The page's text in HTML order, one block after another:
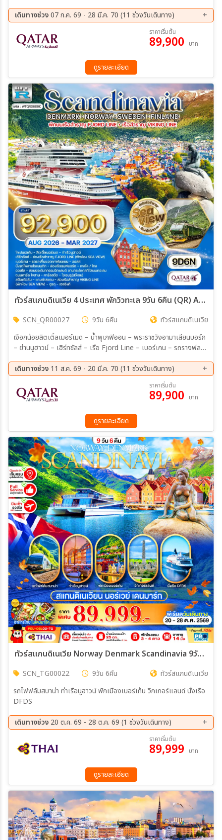
– นั่งรถรางขึ้นยอดเขาฟลอเยน - ล่องเรือสำราญ ฟยอร์ด ไลน์ (ห้องพัก
Sea View)
เดินทางช่วง07 ก.ค. 69 - 28 มี.ค. 70 (11 ช่วงวันเดินทาง)
19 ก.ย. 69 - 27 ก.ย. 69
10 ต.ค. 69 - 18 ต.ค. 69
20 ต.ค. 69 - 28 ต.ค. 69
17 พ.ย. 69 - 25 พ.ย. 69
05 ธ.ค. 69 - 13 ธ.ค. 69
19 ม.ค. 70 - 27 ม.ค. 70
13 มี.ค 70 - 21 มี.ค 70
20 มี.ค 70 - 28 มี.ค 70
ราคาเริ่มต้น
89,900 บาท
ดูรายละเอียด
ทัวร์สแกนดิเนเวีย 4 ประเทศ พักวิวทะเล 9วัน 6คืน (QR) AUG 26 - MAR 27
SCN_QR00027 9วัน 6คืน
ทัวร์สแกนดิเนเวีย
เงือกน้อยลิตเติ้ลเมอร์เมด – น้ำพุเกฟิออน – พระราชวังอามาเลียนบอร์ก
– ย่านนูฮาวน์ – เฮิร์ทชัลส์ – เรือ Fjord Line – เบอร์เกน – รถรางฟลอ
ลอมสบาน่า – ฟลัม – ล่องเรือชม Nærøyfjord - สวนประติมากรรมวิก
แลนด์ – ลานกระโดดสกีโฮเมนคอเลน – ถนนคาร์ล โจฮัน – คาร์ลสตัด –
ปราสาทโอเรบรู – สต็อกโฮล์ม – ศาลาว่าการเมือง – เมืองเก่าแกมล่าส
แตน – พระราชวังหลวงสต็อกโฮล์ม – ถนน Drottninggatan เมนู
เดินทางช่วง 11 ส.ค. 69 - 20 มี.ค. 70 (11 ช่วงวันเดินทาง)
16 ก.ย. 69 - 24 ก.ย. 69
03 ต.ค. 69 - 11 ต.ค. 69
09 ต.ค. 69 - 17 ต.ค. 69
18 ต.ค. 69 - 26 ต.ค. 69
07 พ.ย. 69 - 15 พ.ย. 69
05 ธ.ค. 69 - 13 ธ.ค. 69
20 ก.พ. 70 - 28 ก.พ. 70
20 มี.ค 70 - 28 มี.ค 70
ราคาเริ่มต้น
89,900 บาท
ดูรายละเอียด
ทัวร์สแกนดิเนเวีย Norway Denmark Scandinavia 9วัน 6คืน (TG)
SCN_TG00022 9วัน 6คืน
ทัวร์สแกนดิเนเวีย
รถไฟฟลัมสบาน่า ท่าเรือนูฮาวน์ พักเมืองเบอร์เก้น วิกเกอร์แลนด์ นั่งเรือ
DFDS
เดินทางช่วง 20 ต.ค. 69 - 28 ต.ค. 69 (1 ช่วงวันเดินทาง)
ราคาเริ่มต้น
89,999 บาท
ดูรายละเอียด